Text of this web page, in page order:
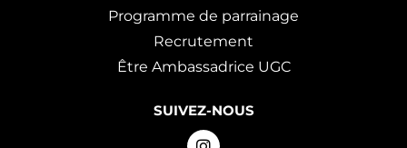
Programme de parrainage
Recrutement
Être Ambassadrice UGC
SUIVEZ-NOUS